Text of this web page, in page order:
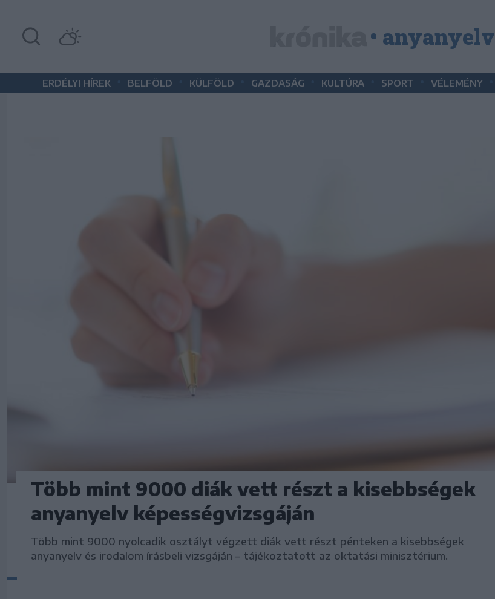
• anyanyelv
ERDÉLYI HÍREK BELFÖLD KÜLFÖLD GAZDASÁG KULTÚRA SPORT VÉLEMÉNY
Több mint 9000 diák vett részt a kisebbségek
anyanyelv képességvizsgáján
Több mint 9000 nyolcadik osztályt végzett diák vett részt pénteken a kisebbségek
anyanyelv és irodalom írásbeli vizsgáján – tájékoztatott az oktatási minisztérium.